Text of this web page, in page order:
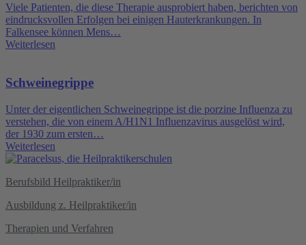
Viele Patienten, die diese Therapie ausprobiert haben, berichten von
eindrucksvollen Erfolgen bei einigen Hauterkrankungen. In
Falkensee können Mens…
Weiterlesen
Schweinegrippe
Unter der eigentlichen Schweinegrippe ist die porzine Influenza zu
verstehen, die von einem A/H1N1 Influenzavirus ausgelöst wird,
der 1930 zum ersten…
Weiterlesen
Berufsbild Heilpraktiker/in
Ausbildung z. Heilpraktiker/in
Therapien und Verfahren